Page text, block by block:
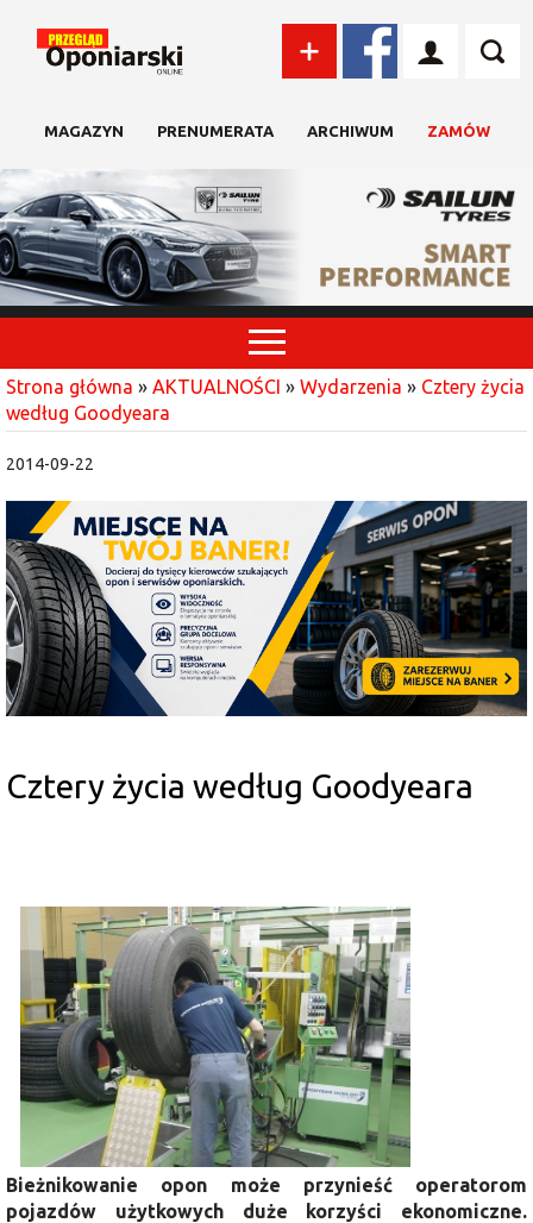
MAGAZYN PRENUMERATA ARCHIWUM ZAMÓW
Strona główna » AKTUALNOŚCI » Wydarzenia » Cztery życia
według Goodyeara
2014-09-22
Cztery życia według Goodyeara
Bieżnikowanie opon może przynieść operatorom
pojazdów użytkowych duże korzyści ekonomiczne.